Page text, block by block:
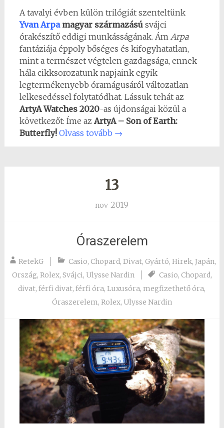
A tavalyi évben külön trilógiát szenteltünk
Yvan Arpamagyar származásúsvájci
órakészítő eddigi munkásságának. Ám Arpa
fantáziája éppoly bőséges és kifogyhatatlan,
mint a természet végtelen gazdagsága, ennek
hála cikksorozatunk napjaink egyik
legtermékenyebb óramágusáról változatlan
lelkesedéssel folytatódhat. Lássuk tehát az
ArtyA Watches 2020-as újdonságai közül a
következőt: Íme az ArtyA – Son of Earth:
Butterfly! Olvass tovább →
13
nov 2019
Óraszerelem
RetekG Casio, Chopard,Divat, Gyártó,Hirek,Japán,
Ország, Rolex, Svájci, Ulysse Nardin Casio, Chopard,
divat,férfi divat,férfi óra,Luxusóra, megfizethető óra,
Óraszerelem, Rolex, Ulysse Nardin